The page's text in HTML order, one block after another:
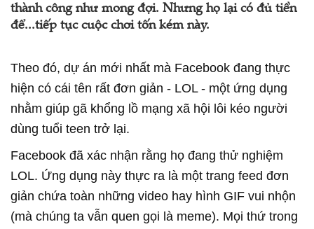
thành công như mong đợi. Nhưng họ lại có đủ tiền
để...tiếp tục cuộc chơi tốn kém này.
Theo đó, dự án mới nhất mà Facebook đang thực
hiện có cái tên rất đơn giản - LOL - một ứng dụng
nhằm giúp gã khổng lồ mạng xã hội lôi kéo người
dùng tuổi teen trở lại.
Facebook đã xác nhận rằng họ đang thử nghiệm
LOL. Ứng dụng này thực ra là một trang feed đơn
giản chứa toàn những video hay hình GIF vui nhộn
(mà chúng ta vẫn quen gọi là meme). Mọi thứ trong